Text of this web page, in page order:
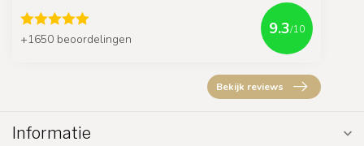
+1650 beoordelingen
9.3/10
Bekijk reviews
Informatie